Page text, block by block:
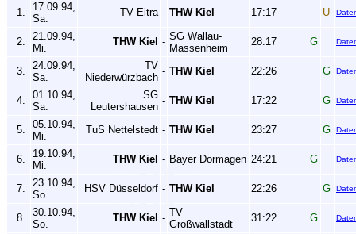
1.
17.09.94,
Sa.
TV Eitra - THW Kiel 17:17 U
2.
21.09.94,
Mi.
THW Kiel - SG Wallau-
Massenheim
28:17 G
3.
24.09.94,
Sa.
TV
Niederwürzbach
- THW Kiel 22:26 G
4.
01.10.94,
Sa.
SG
Leutershausen
- THW Kiel 17:22 G
5.
05.10.94,
Mi.
TuS Nettelstedt - THW Kiel 23:27 G
6.
19.10.94,
Mi.
THW Kiel - Bayer Dormagen 24:21 G
7.
23.10.94,
So.
HSV Düsseldorf - THW Kiel 22:26 G
8.
30.10.94,
So.
THW Kiel - TV
Großwallstadt
31:22 G